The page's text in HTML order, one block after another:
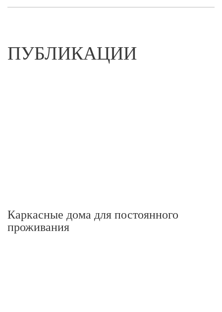
ПУБЛИКАЦИИ
Каркасные дома для постоянного
проживания